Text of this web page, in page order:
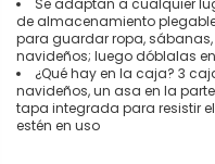
Se adaptan a cualquier
de almacenamiento
para guardar ropa,
navideños; luego dóblalas
¿Qué hay en la caja? 3
navideños, un asa en la
tapa integrada para resistir
estén en uso